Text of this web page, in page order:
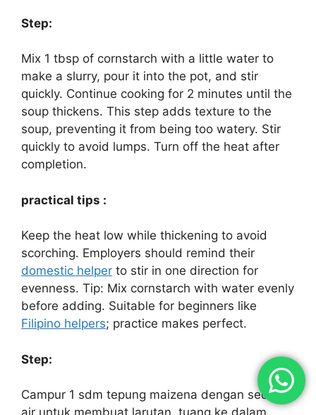
Step:
Mix 1 tbsp of cornstarch with a little water to
make a slurry, pour it into the pot, and stir
quickly. Continue cooking for 2 minutes until the
soup thickens. This step adds texture to the
soup, preventing it from being too watery. Stir
quickly to avoid lumps. Turn off the heat after
completion.
practical tips :
Keep the heat low while thickening to avoid
scorching. Employers should remind their
domestic helper to stir in one direction for
evenness. Tip: Mix cornstarch with water evenly
before adding. Suitable for beginners like
Filipino helpers; practice makes perfect.
Step:
Campur 1 sdm tepung maizena dengan sedikit